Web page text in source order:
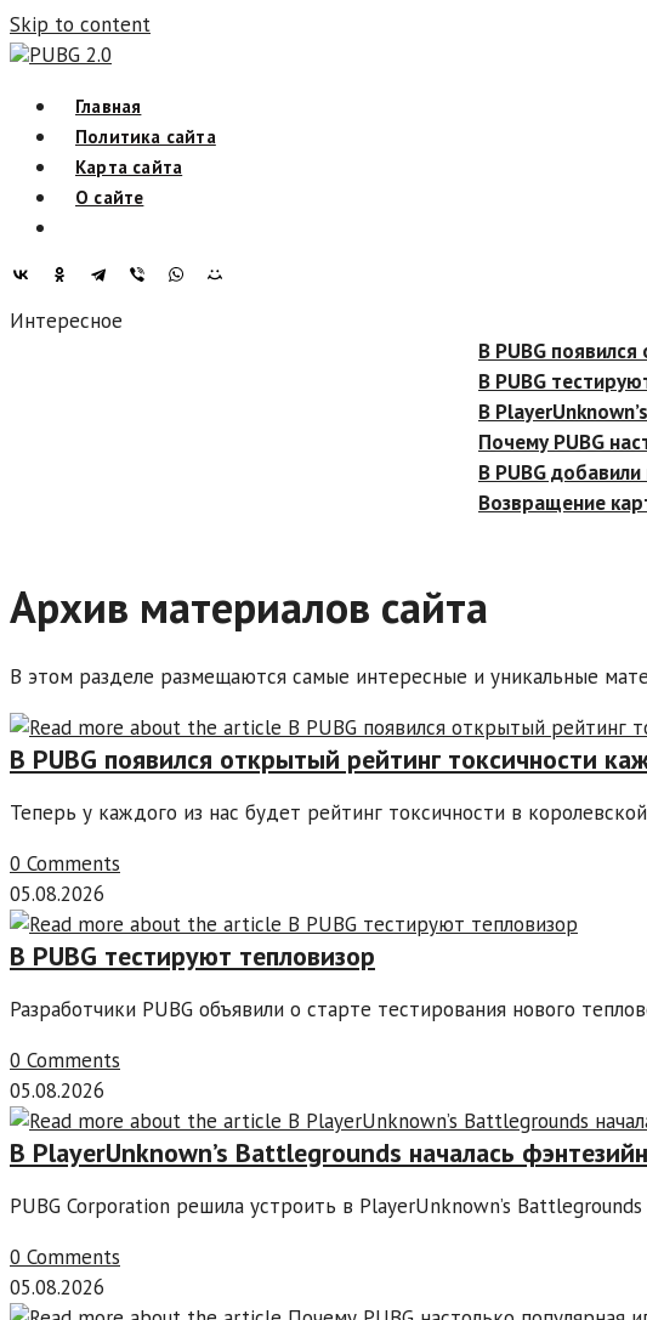
Skip to content
PUBG 2.0
Главная
Политика сайта
Карта сайта
О сайте
Интересное
В PUBG появился
В PUBG тестируют
В PlayerUnknown’s
Почему PUBG
В PUBG добавили
Возвращение карты
Архив материалов сайта
В этом разделе размещаются самые интересные и уникальные
В PUBG появился открытый рейтинг токсичности
Теперь у каждого из нас будет рейтинг токсичности в
0 Comments
05.08.2026
В PUBG тестируют тепловизор
Разработчики PUBG объявили о старте тестирования нового
0 Comments
05.08.2026
В PlayerUnknown’s Battlegrounds началась
PUBG Corporation решила устроить в PlayerUnknown’s
0 Comments
05.08.2026